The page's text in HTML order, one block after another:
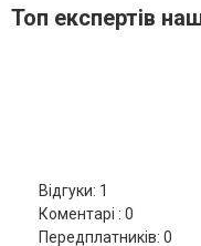
Топ експертів
Відгуки: 1
Коментарі : 0
Передплатників: 0